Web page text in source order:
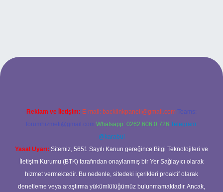
Reklam ve İletişim: E-mail: backlinkpaneli@gmail.com Teams:
forumhizmeti@gmail.com Whatsapp: 0262 606 0 726 Telegram:
@karabul
Yasal Uyarı: Sitemiz, 5651 Sayılı Kanun gereğince Bilgi Teknolojileri ve
İletişim Kurumu (BTK) tarafından onaylanmış bir Yer Sağlayıcı olarak
hizmet vermektedir. Bu nedenle, sitedeki içerikleri proaktif olarak
denetleme veya araştırma yükümlülüğümüz bulunmamaktadır. Ancak,